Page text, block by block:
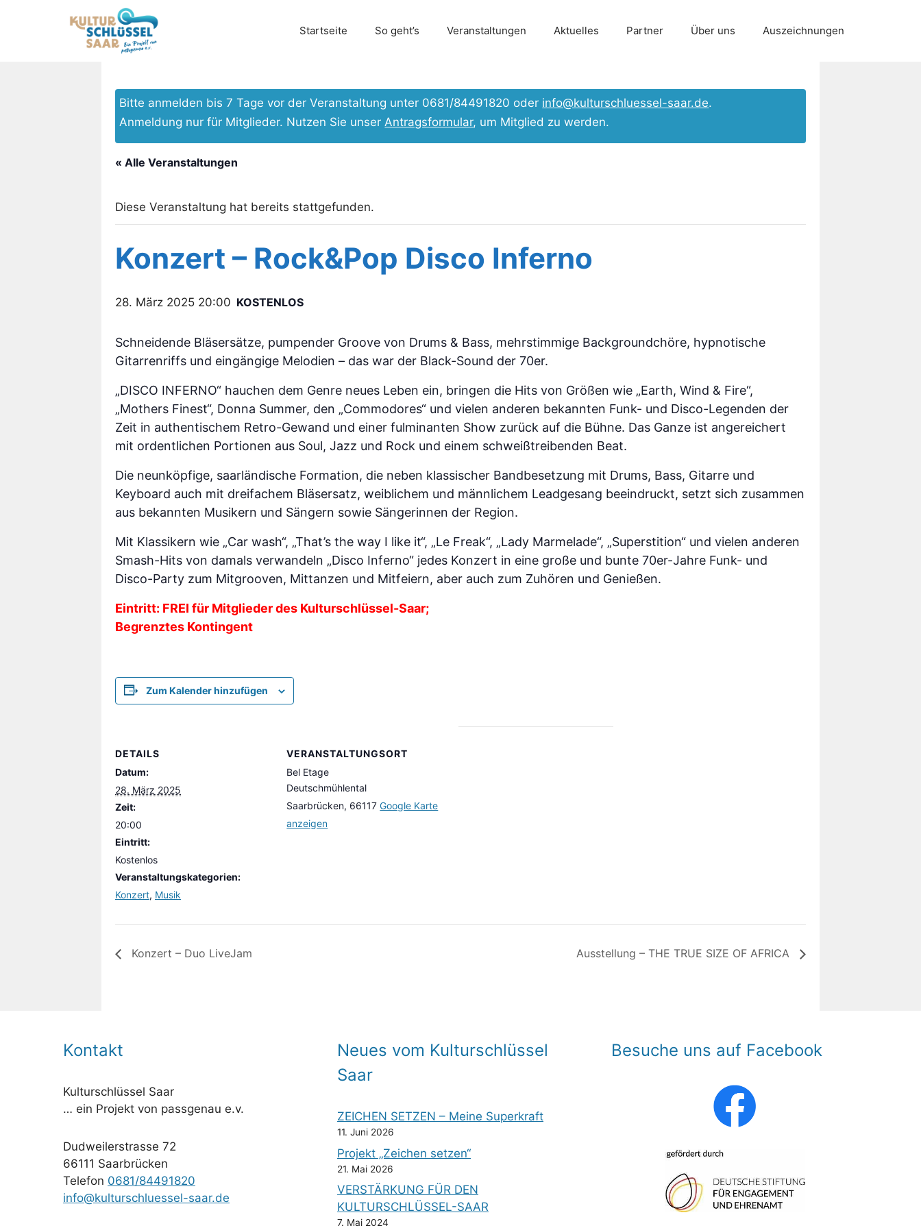
Startseite So geht’s Veranstaltungen Aktuelles Partner Über uns Auszeichnungen
Bitte anmelden bis 7 Tage vor der Veranstaltung unter 0681/84491820 oder info@kulturschluessel-saar.de.
Anmeldung nur für Mitglieder. Nutzen Sie unserAntragsformular, um Mitglied zu werden.
« Alle Veranstaltungen
Diese Veranstaltung hat bereits stattgefunden.
Konzert – Rock&Pop Disco Inferno
28. März 2025 20:00 KOSTENLOS
Schneidende Bläsersätze, pumpender Groove von Drums & Bass, mehrstimmige Backgroundchöre, hypnotische
Gitarrenriffs und eingängige Melodien – das war der Black-Sound der 70er.
„DISCO INFERNO“ hauchen dem Genre neues Leben ein, bringen die Hits von Größen wie „Earth, Wind & Fire“,
„Mothers Finest“, Donna Summer, den „Commodores“ und vielen anderen bekannten Funk- und Disco-Legenden der
Zeit in authentischem Retro-Gewand und einer fulminanten Show zurück auf die Bühne. Das Ganze ist angereichert
mit ordentlichen Portionen aus Soul, Jazz und Rock und einem schweißtreibenden Beat.
Die neunköpfige, saarländische Formation, die neben klassischer Bandbesetzung mit Drums, Bass, Gitarre und
Keyboard auch mit dreifachem Bläsersatz, weiblichem und männlichem Leadgesang beeindruckt, setzt sich zusammen
aus bekannten Musikern und Sängern sowie Sängerinnen der Region.
Mit Klassikern wie „Car wash“, „That’s the way I like it“, „Le Freak“, „Lady Marmelade“, „Superstition“ und vielen anderen
Smash-Hits von damals verwandeln „Disco Inferno“ jedes Konzert in eine große und bunte 70er-Jahre Funk- und
Disco-Party zum Mitgrooven, Mittanzen und Mitfeiern, aber auch zum Zuhören und Genießen.
Eintritt: FREI für Mitglieder des Kulturschlüssel-Saar;
Begrenztes Kontingent
Zum Kalender hinzufügen
DETAILS
Datum:
28. März 2025
Zeit:
20:00
Eintritt:
Kostenlos
Veranstaltungskategorien:
Konzert, Musik
VERANSTALTUNGSORT
Bel Etage
Deutschmühlental
Saarbrücken, 66117 Google Karte
anzeigen
Konzert – Duo LiveJam Ausstellung – THE TRUE SIZE OF AFRICA
Kontakt
Kulturschlüssel Saar
… ein Projekt von passgenau e.v.
Dudweilerstrasse 72
66111 Saarbrücken
Telefon 0681/84491820
info@kulturschluessel-saar.de
Neues vom Kulturschlüssel
Saar
ZEICHEN SETZEN – Meine Superkraft
11. Juni 2026
Projekt „Zeichen setzen“
21. Mai 2026
VERSTÄRKUNG FÜR DEN
KULTURSCHLÜSSEL-SAAR
7. Mai 2024
Besuche uns auf Facebook